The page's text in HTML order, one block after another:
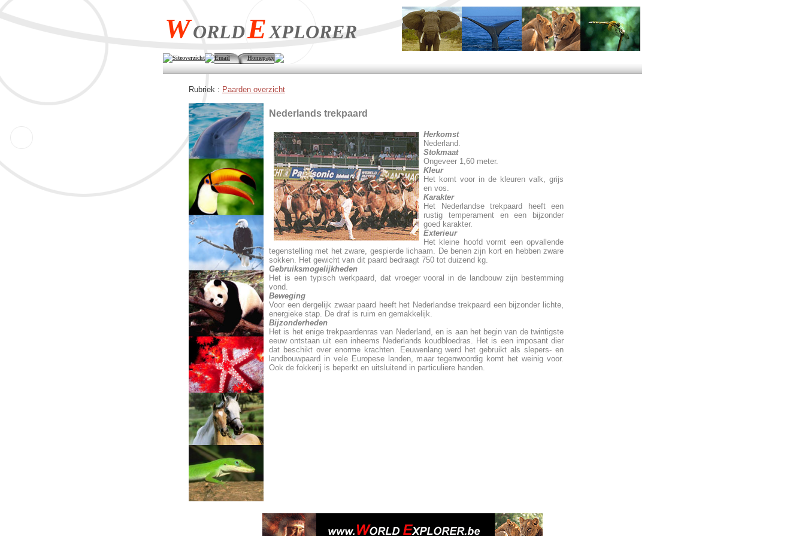
WORLDEXPLORER
Siteoverzicht Email Homepage
Rubriek : Paarden overzicht
Nederlands trekpaard
Herkomst
Nederland.
Stokmaat
Ongeveer 1,60 meter.
Kleur
Het komt voor in de kleuren valk, grijs
en vos.
Karakter
Het Nederlandse trekpaard heeft een
rustig temperament en een bijzonder
goed karakter.
Exterieur
Het kleine hoofd vormt een opvallende
tegenstelling met het zware, gespierde lichaam. De benen zijn kort en hebben zware
sokken. Het gewicht van dit paard bedraagt 750 tot duizend kg.
Gebruiksmogelijkheden
Het is een typisch werkpaard, dat vroeger vooral in de landbouw zijn bestemming
vond.
Beweging
Voor een dergelijk zwaar paard heeft het Nederlandse trekpaard een bijzonder lichte,
energieke stap. De draf is ruim en gemakkelijk.
Bijzonderheden
Het is het enige trekpaardenras van Nederland, en is aan het begin van de twintigste
eeuw ontstaan uit een inheems Nederlands koudbloedras. Het is een imposant dier
dat beschikt over enorme krachten. Eeuwenlang werd het gebruikt als slepers- en
landbouwpaard in vele Europese landen, maar tegenwoordig komt het weinig voor.
Ook de fokkerij is beperkt en uitsluitend in particuliere handen.